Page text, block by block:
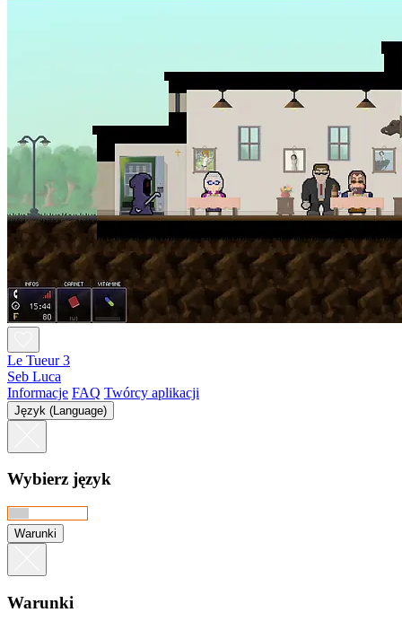
Le Tueur 3
Seb Luca
Informacje FAQ Twórcy aplikacji
Język (Language)
Wybierz język
Warunki
Warunki